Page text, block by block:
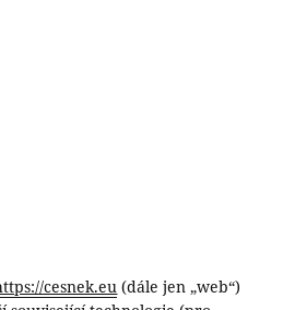
cesnek.eu (dále jen „web“)